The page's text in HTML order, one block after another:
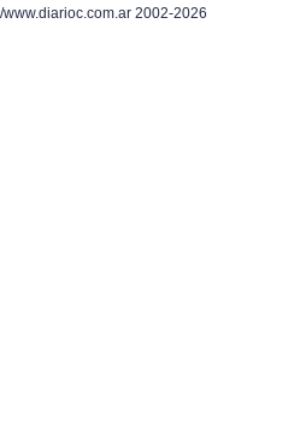
/www.diarioc.com.ar 2002-2026